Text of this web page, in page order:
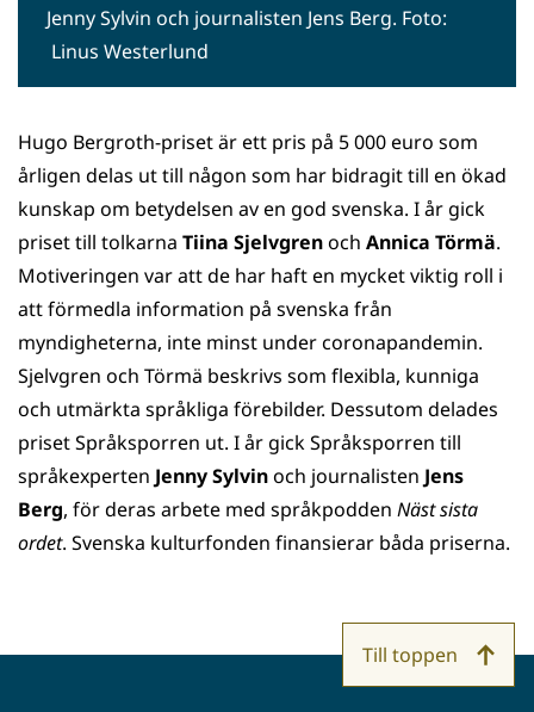
Jenny Sylvin och journalisten Jens Berg. Foto:
Linus Westerlund
Hugo Bergroth-priset är ett pris på 5 000 euro som
årligen delas ut till någon som har bidragit till en ökad
kunskap om betydelsen av en god svenska. I år gick
priset till tolkarna Tiina Sjelvgrenoch Annica Törmä.
Motiveringen var att de har haft en mycket viktig roll i
att förmedla information på svenska från
myndigheterna, inte minst under coronapandemin.
Sjelvgren och Törmä beskrivs som flexibla, kunniga
och utmärkta språkliga förebilder. Dessutom delades
priset Språksporren ut. I år gick Språksporren till
språkexperten Jenny Sylvinoch journalisten Jens
Berg, för deras arbete med språkpodden Näst sista
ordet. Svenska kulturfonden finansierar båda priserna.
Till toppen